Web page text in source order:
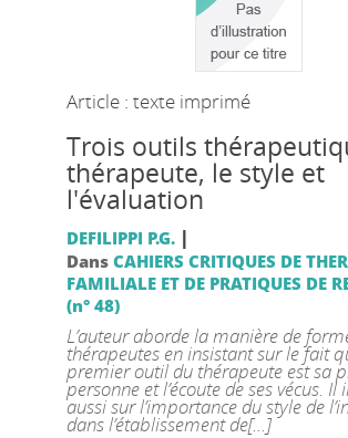
Article : texte imprimé
Trois outils
thérapeute, le style et
l'évaluation
DEFILIPPI P.G. |
Dans CAHIERS CRITIQUES DE
FAMILIALE ET DE PRATIQUES DE
(n° 48)
L’auteur aborde la manière de
thérapeutes en insistant sur le fait
premier outil du thérapeute est sa
personne et l’écoute de ses vécus. Il
aussi sur l’importance du style de
dans l’établissement de[...]